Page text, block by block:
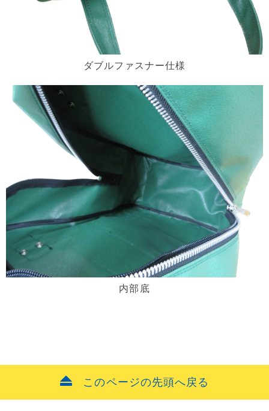
ダブルファスナー仕様
内部底
このページの先頭へ戻る